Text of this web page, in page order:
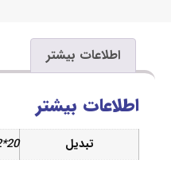
بیشتر
بیشتر
20*1/2